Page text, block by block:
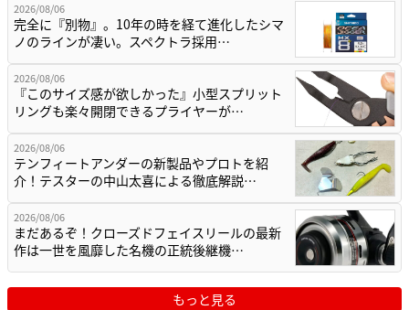
2026/08/06
完全に『別物』。10年の時を経て進化したシマ
ノのラインが凄い。スペクトラ採用…
2026/08/06
『このサイズ感が欲しかった』小型スプリット
リングも楽々開閉できるプライヤーが…
2026/08/06
テンフィートアンダーの新製品やプロトを紹
介！テスターの中山太喜による徹底解説…
2026/08/06
まだあるぞ！クローズドフェイスリールの最新
作は一世を風靡した名機の正統後継機…
もっと見る